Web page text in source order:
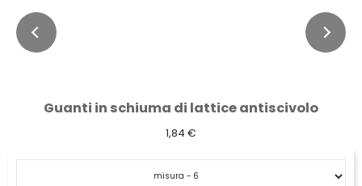
Guanti in schiuma di lattice antiscivolo
1,84 €